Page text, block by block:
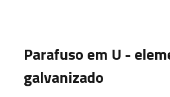
Parafuso em U -
galvanizado